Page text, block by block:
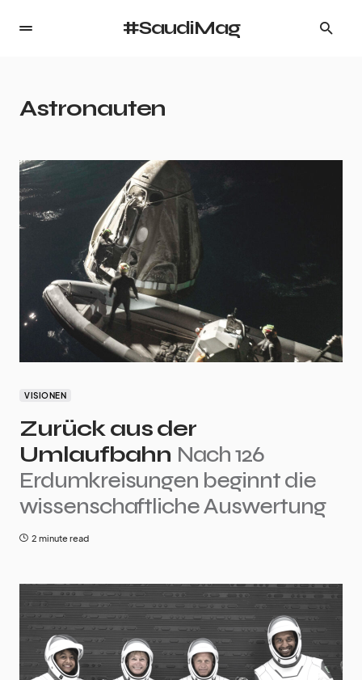
#SaudiMag
Astronauten
VISIONEN
Zurück aus der
Umlaufbahn Nach 126
Erdumkreisungen beginnt die
wissenschaftliche Auswertung
2 minute read